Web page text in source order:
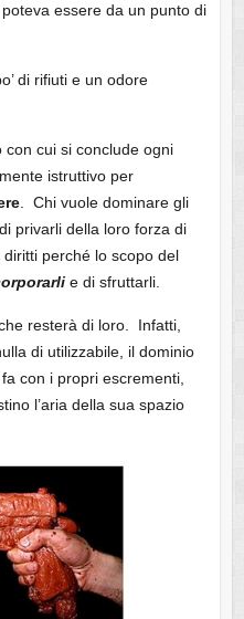
essere da un punto di
di rifiuti e un odore
cui si conclude ogni
istruttivo per
. Chi vuole dominare gli
privarli della loro forza di
perché lo scopo del
e di sfruttarli.
resterà di loro. Infatti,
di utilizzabile, il dominio
con i propri escrementi,
l’aria della sua spazio